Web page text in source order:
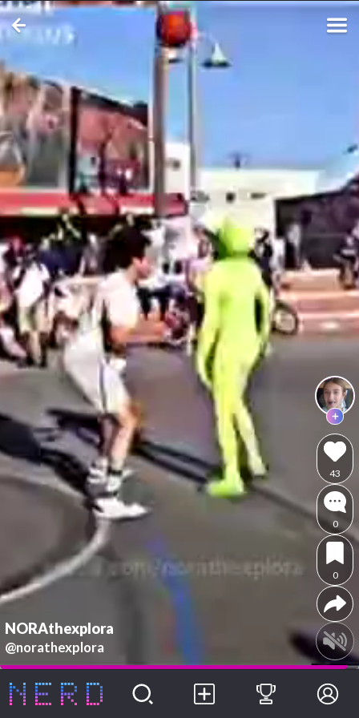
NORAthexplora
@norathexplora
43
0
0